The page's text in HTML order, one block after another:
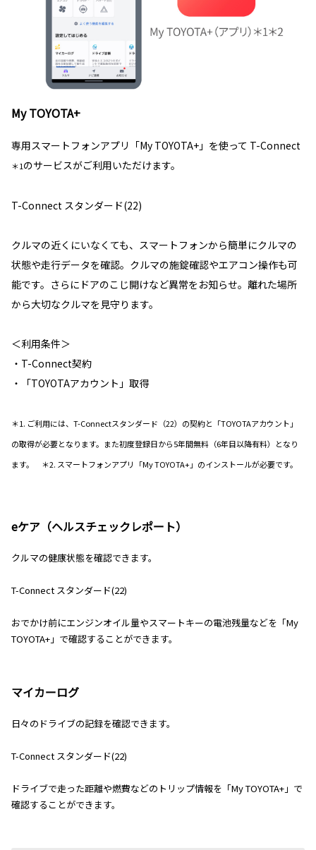
My TOYOTA+
専用スマートフォンアプリ「My TOYOTA+」を使って T-Connect
＊1のサービスがご利用いただけます。
T-Connect スタンダード(22)
クルマの近くにいなくても、スマートフォンから簡単にクルマの
状態や走行データを確認。クルマの施錠確認やエアコン操作も可
能です。さらにドアのこじ開けなど異常をお知らせ。離れた場所
から大切なクルマを見守ります。
＜利用条件＞
・T-Connect契約
・「TOYOTAアカウント」取得
＊1. ご利用には、T-Connectスタンダード（22）の契約と「TOYOTAアカウント」
の取得が必要となります。また初度登録日から5年間無料（6年目以降有料）となり
ます。 ＊2. スマートフォンアプリ「My TOYOTA+」のインストールが必要です。
eケア（ヘルスチェックレポート）
クルマの健康状態を確認できます。
T-Connect スタンダード(22)
おでかけ前にエンジンオイル量やスマートキーの電池残量などを「My
TOYOTA+」で確認することができます。
マイカーログ
日々のドライブの記録を確認できます。
T-Connect スタンダード(22)
ドライブで走った距離や燃費などのトリップ情報を「My TOYOTA+」で
確認することができます。